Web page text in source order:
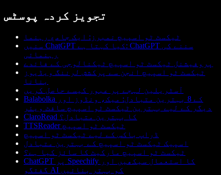
تجویز کردہ پوسٹس
ٹیکسٹ ٹو اسپیچ نمبرز: ایک جامع رہنما
سنیں ChatGPT کیا کہتا ہے: ChatGPT سننے کی
رہنمائی
پروفیشنل ٹیکسٹ ٹو اسپیچ ٹیکنالوجی کے فائدے
ٹیکسٹ ٹو اسپیچ انجن سے پرکشش لرننگ ویڈیوز
بنانا
آسٹریلین لہجے پر عبور کیسے حاصل کریں
Balabolka کے 8 بہترین متبادل: میک، ونڈوز اور
دیگر کے لیے بہترین ٹیکسٹ ٹو اسپیچ سافٹ ویئر
ClaroRead کا بہترین متبادل؟
TTSReader ٹیکسٹ ٹو اسپیچ
ڈراپ باکس کے لیے ٹیکسٹ ٹو اسپیچ
اسپیک ٹیکسٹ ٹو اسپیچ کے بہترین متبادل
ٹیکسٹ ٹو اسپیچ مارکیٹ کا سائز کیا ہے؟
ChatGPT پر Speechify کا استعمال سیکھیں اور
گفتگو AI کو بہتر بنائیں